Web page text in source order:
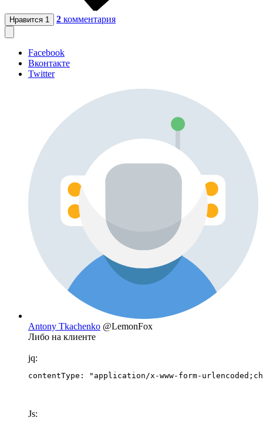
Нравится 1 2 комментария
Facebook
Вконтакте
Twitter
Antony Tkachenko @LemonFox
Либо на клиенте
jq:
contentType: "application/x-www-form-
Js: